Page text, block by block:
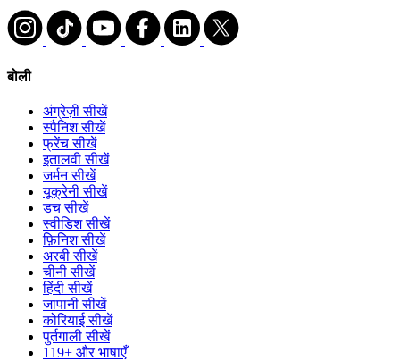
बोली
अंग्रेज़ी सीखें
स्पैनिश सीखें
फ्रेंच सीखें
इतालवी सीखें
जर्मन सीखें
यूक्रेनी सीखें
डच सीखें
स्वीडिश सीखें
फ़िनिश सीखें
अरबी सीखें
चीनी सीखें
हिंदी सीखें
जापानी सीखें
कोरियाई सीखें
पुर्तगाली सीखें
119+ और भाषाएँ